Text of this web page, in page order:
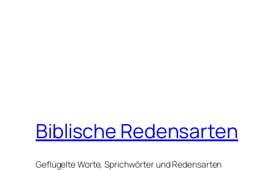
Biblische Redensarten
Geflügelte Worte, Sprichwörter und Redensarten